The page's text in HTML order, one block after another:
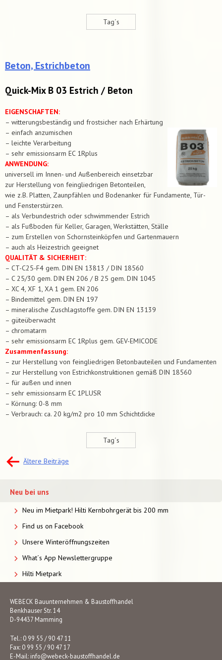
Tag´s
Beton, Estrichbeton
Quick-Mix B 03 Estrich / Beton
EIGENSCHAFTEN:
– witterungsbeständig und frostsicher nach Erhärtung
– einfach anzumischen
– leichte Verarbeitung
– sehr emissionsarm EC 1Rplus
ANWENDUNG:
universell im Innen- und Außenbereich einsetzbar
zur Herstellung von feingliedrigen Betonteilen,
wie z.B. Platten, Zaunpfählen und Bodenanker für Fundamente, Tür-
und Fensterstürzen.
– als Verbundestrich oder schwimmender Estrich
– als Fußboden für Keller, Garagen, Werkstätten, Ställe
– zum Erstellen von Schornsteinköpfen und Gartenmauern
– auch als Heizestrich geeignet
QUALITÄT & SICHERHEIT:
– CT-C25-F4 gem. DIN EN 13813 / DIN 18560
– C 25/30 gem. DIN EN 206 / B 25 gem. DIN 1045
– XC 4, XF 1, XA 1 gem. EN 206
– Bindemittel gem. DIN EN 197
– mineralische Zuschlagstoffe gem. DIN EN 13139
– güteüberwacht
– chromatarm
– sehr emissionsarm EC 1Rplus gem. GEV-EMICODE
Zusammenfassung:
– zur Herstellung von feingliedrigen Betonbauteilen und Fundamenten
– zur Herstellung von Estrichkonstruktionen gemäß DIN 18560
– für außen und innen
– sehr emissionsarm EC 1PLUSR
– Körnung: 0-8 mm
– Verbrauch: ca. 20 kg/m2 pro 10 mm Schichtdicke
Tag´s
Beitragsnavigation
Ältere Beiträge
Neu bei uns
Neu im Mietpark! Hilti Kernbohrgerät bis 200 mm
Find us on Facebook
Unsere Winteröffnungszeiten
What´s App Newslettergruppe
Hilti Mietpark
WEBECK Bauunternehmen & Baustoffhandel
Benkhauser Str. 14
D-94437 Mamming
Tel.: 0 99 55 / 90 47 11
Fax: 0 99 55 / 90 47 17
E-Mail: info@webeck-baustoffhandel.de